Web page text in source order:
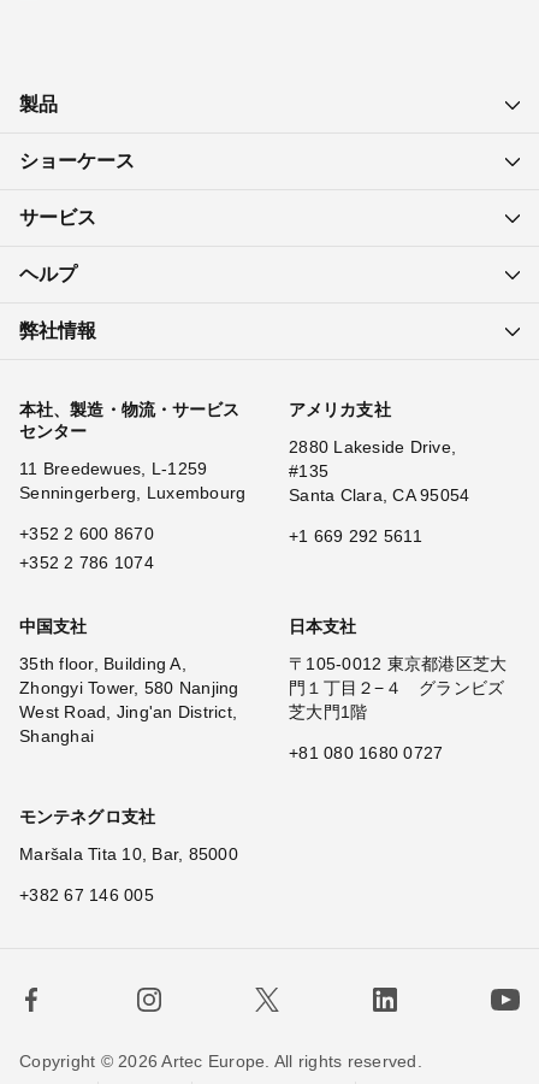
製品
ショーケース
サービス
ヘルプ
弊社情報
本社、製造・物流・サービス
センター
11 Breedewues, L-1259
Senningerberg, Luxembourg
+352 2 600 8670
+352 2 786 1074
アメリカ支社
2880 Lakeside Drive,
#135
Santa Clara, CA 95054
+1 669 292 5611
中国支社
35th floor, Building A,
Zhongyi Tower, 580 Nanjing
West Road, Jing'an District,
Shanghai
日本支社
〒105-0012 東京都港区芝大
門１丁目２−４ グランビズ
芝大門1階
+81 080 1680 0727
モンテネグロ支社
Maršala Tita 10, Bar, 85000
+382 67 146 005
Copyright © 2026 Artec Europe. All rights reserved.